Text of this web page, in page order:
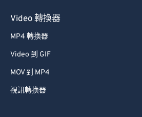
Video 轉換器
MP4 轉換器
Video 到 GIF
MOV 到 MP4
視訊轉換器